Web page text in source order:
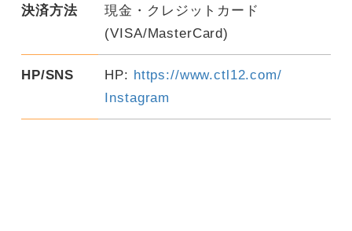
決済方法
現金・クレジットカード
(VISA/MasterCard)
HP/SNS HP: https://www.ctl12.com/
Instagram